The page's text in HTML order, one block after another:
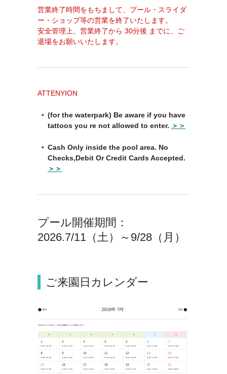
営業終了時間をもちまして、プール・スライダ
ー・ショップ等の営業を終了いたします。
安全管理上、営業終了から 30分後 までに、ご
退場をお願いいたします。
ATTENYION
(for the waterpark) Be aware if you have
tattoos you re not allowed to enter. ＞＞
Cash Only inside the pool area. No
Checks,Debit Or Credit Cards Accepted.
＞＞
プール開催期間：
2026.7/11（土）～9/28（月）
ご来園日カレンダー